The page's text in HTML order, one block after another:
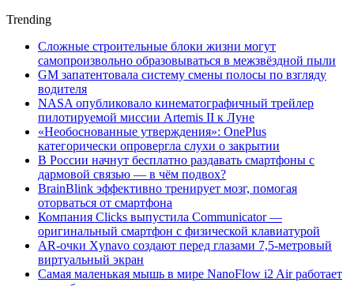
Trending
Сложные строительные блоки жизни могут
самопроизвольно образовываться в межзвёздной пыли
GM запатентовала систему смены полосы по взгляду
водителя
NASA опубликовало кинематографичный трейлер
пилотируемой миссии Artemis II к Луне
«Необоснованные утверждения»: OnePlus
категорически опровергла слухи о закрытии
В России начнут бесплатно раздавать смартфоны с
дармовой связью — в чём подвох?
BrainBlink эффективно тренирует мозг, помогая
оторваться от смартфона
Компания Clicks выпустила Communicator —
оригинальный смартфон с физической клавиатурой
AR-очки Xynavo создают перед глазами 7,5-метровый
виртуальный экран
Самая маленькая мышь в мире NanoFlow i2 Air работает